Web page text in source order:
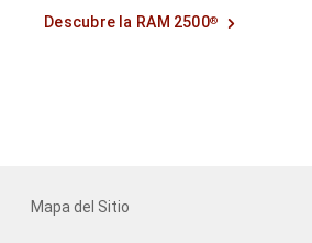
Descubre la RAM 2500®
Mapa del Sitio